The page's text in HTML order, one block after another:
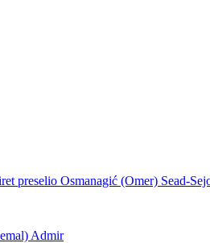
preselio Osmanagić (Omer) Sead-
Admir